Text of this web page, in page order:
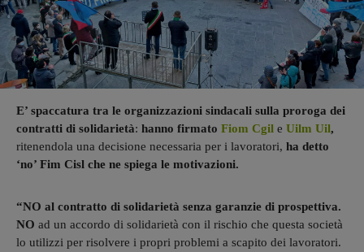
E’ spaccatura tra le organizzazioni sindacali sulla proroga dei
contratti di solidarietà: hanno firmato Fiom Cgil e Uilm Uil,
ritenendola una decisione necessaria per i lavoratori, ha detto
‘no’ Fim Cisl che ne spiega le motivazioni.
“NO al contratto di solidarietà senza garanzie di prospettiva.
NO ad un accordo di solidarietà con il rischio che questa società
lo utilizzi per risolvere i propri problemi a scapito dei lavoratori.